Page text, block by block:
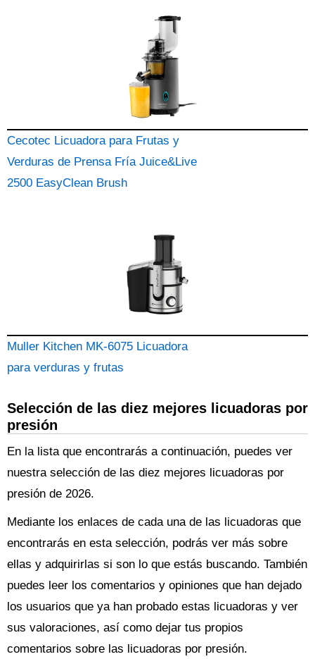
Cecotec Licuadora para Frutas y
Verduras de Prensa Fría Juice&Live
2500 EasyClean Brush
Muller Kitchen MK-6075 Licuadora
para verduras y frutas
Selección de las diez mejores licuadoras por
presión
En la lista que encontrarás a continuación, puedes ver
nuestra selección de las diez mejores licuadoras por
presión de 2026.
Mediante los enlaces de cada una de las licuadoras que
encontrarás en esta selección, podrás ver más sobre
ellas y adquirirlas si son lo que estás buscando. También
puedes leer los comentarios y opiniones que han dejado
los usuarios que ya han probado estas licuadoras y ver
sus valoraciones, así como dejar tus propios
comentarios sobre las licuadoras por presión.